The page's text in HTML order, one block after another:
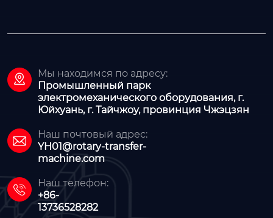

Мы находимся по адресу:
Промышленный парк
электромеханического оборудования, г.
Юйхуань, г. Тайчжоу, провинция Чжэцзян

Наш почтовый адрес:
YH01@rotary-transfer-
machine.com

Наш телефон:
+86-
13736528282